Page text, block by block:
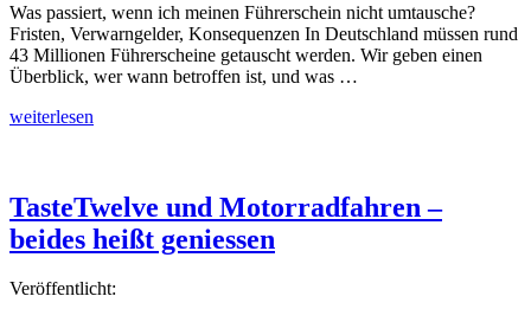
Was passiert, wenn ich meinen Führerschein nicht umtausche?
Fristen, Verwarngelder, Konsequenzen In Deutschland müssen rund
43 Millionen Führerscheine getauscht werden. Wir geben einen
Überblick, wer wann betroffen ist, und was …
„Führerschein
passiert“
weiterlesen
TasteTwelve und Motorradfahren –
beides heißt geniessen
Veröffentlicht: